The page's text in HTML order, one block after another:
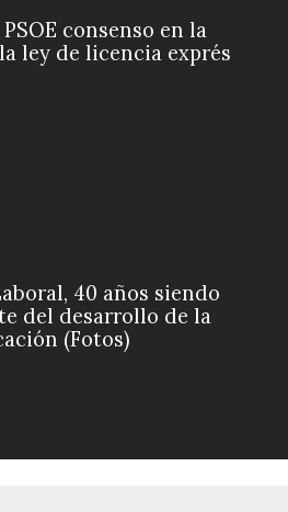
consenso en la
ley de licencia exprés
40 años siendo
del desarrollo de la
(Fotos)